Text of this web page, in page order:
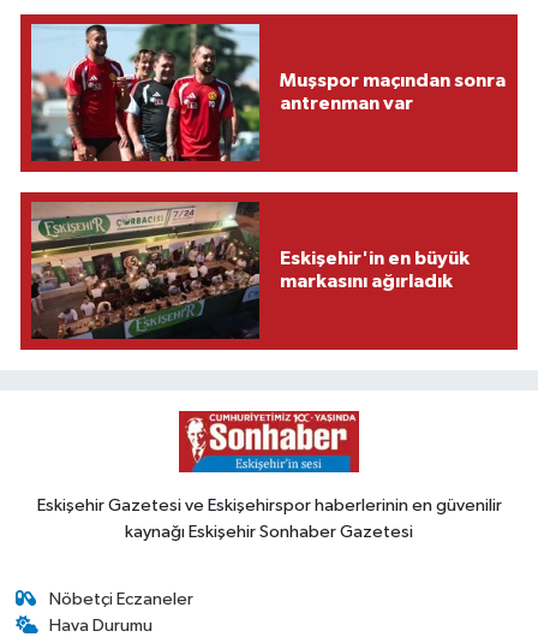
Muşspor maçından sonra
antrenman var
Eskişehir'in en büyük
markasını ağırladık
Eskişehir Gazetesi ve Eskişehirspor haberlerinin en güvenilir
kaynağı Eskişehir Sonhaber Gazetesi
Nöbetçi Eczaneler
Hava Durumu